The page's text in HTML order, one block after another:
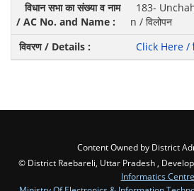
183-
n / विलोपन
Click Here /
Content Owned by District
© District Raebareli, Uttar Pradesh ,
Informatics Centre